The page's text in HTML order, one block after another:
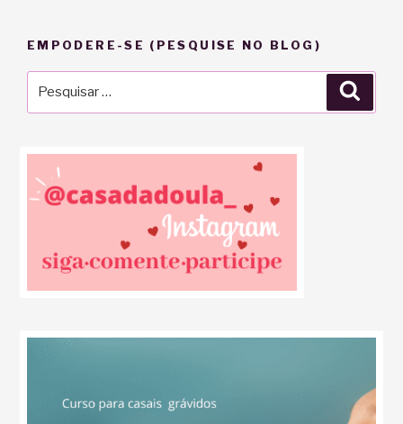
EMPODERE-SE (PESQUISE NO BLOG)